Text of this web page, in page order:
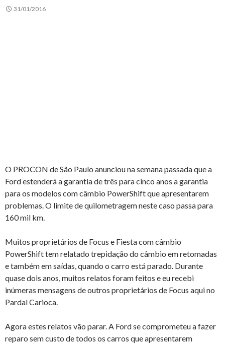
31/01/2016
O PROCON de São Paulo anunciou na semana passada que a
Ford estenderá a garantia de três para cinco anos a garantia
para os modelos com câmbio PowerShift que apresentarem
problemas. O limite de quilometragem neste caso passa para
160 mil km.
Muitos proprietários de Focus e Fiesta com câmbio
PowerShift tem relatado trepidação do câmbio em retomadas
e também em saídas, quando o carro está parado. Durante
quase dois anos, muitos relatos foram feitos e eu recebi
inúmeras mensagens de outros proprietários de Focus aqui no
Pardal Carioca.
Agora estes relatos vão parar. A Ford se comprometeu a fazer
reparo sem custo de todos os carros que apresentarem